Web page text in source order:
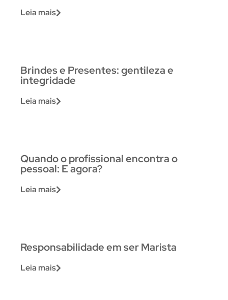
Leia mais
Brindes e Presentes: gentileza e
integridade
Leia mais
Quando o profissional encontra o
pessoal: E agora?
Leia mais
Responsabilidade em ser Marista
Leia mais